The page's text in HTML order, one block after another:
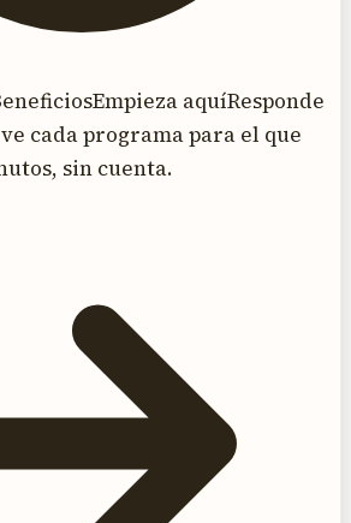
Empieza aquíResponde
cada programa para el que
sin cuenta.